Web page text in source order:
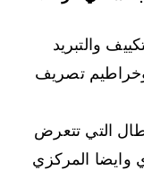
والتبريد
وخراطيم تصريف
التي تتعرض
وايضا المركزي